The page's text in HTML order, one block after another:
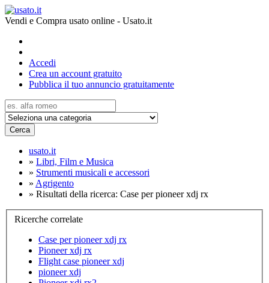
Vendi e Compra usato online - Usato.it
Accedi
Crea un account gratuito
Pubblica il tuo annuncio gratuitamente
Cerca
usato.it
» Libri, Film e Musica
» Strumenti musicali e accessori
» Agrigento
» Risultati della ricerca: Case per pioneer xdj rx
Ricerche correlate
Case per pioneer xdj rx
Pioneer xdj rx
Flight case pioneer xdj
pioneer xdj